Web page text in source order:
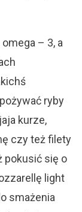
– 3, a
ryby
kurze,
czy też filety
pokusić się o
light
smażenia